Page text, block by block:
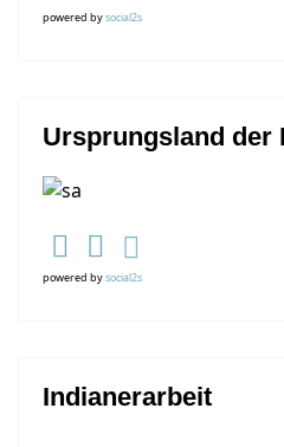
powered bysocial2s
Ursprungsland der
powered bysocial2s
Indianerarbeit